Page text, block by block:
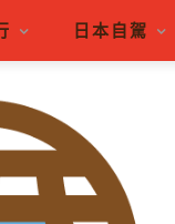
日本自駕